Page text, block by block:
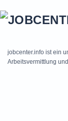
jobcenter.info ist ein
Arbeitsvermittlung